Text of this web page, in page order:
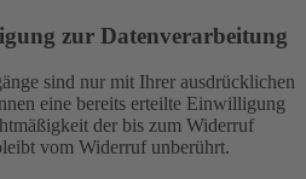
zur Datenverarbeitung
sind nur mit Ihrer ausdrücklichen
eine bereits erteilte Einwilligung
der bis zum Widerruf
vom Widerruf unberührt.